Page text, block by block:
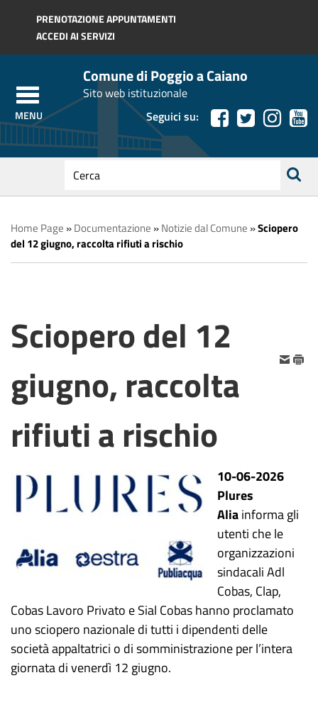
Regione Toscana
PRENOTAZIONE APPUNTAMENTI
ACCEDI AI SERVIZI
Comune di Poggio a Caiano
Sito web istituzionale
Seguici su:
testo
da
cercare
ricerca
Home Page »Documentazione »Notizie dal Comune »Sciopero
del 12 giugno, raccolta rifiuti a rischio
Sciopero del 12
giugno, raccolta
rifiuti a rischio
10-06-2026
Plures
Aliainforma gli
utenti che le
organizzazioni
sindacali Adl
Cobas, Clap,
Cobas Lavoro Privato e Sial Cobas hanno proclamato
uno sciopero nazionale di tutti i dipendenti delle
società appaltatrici o di somministrazione per l’intera
giornata di venerdì 12 giugno.